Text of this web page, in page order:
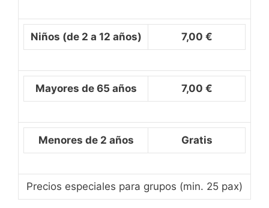
Niños (de 2 a 12 años) 7,00 €
Mayores de 65 años 7,00 €
Menores de 2 años Gratis
Precios especiales para grupos (min. 25 pax)